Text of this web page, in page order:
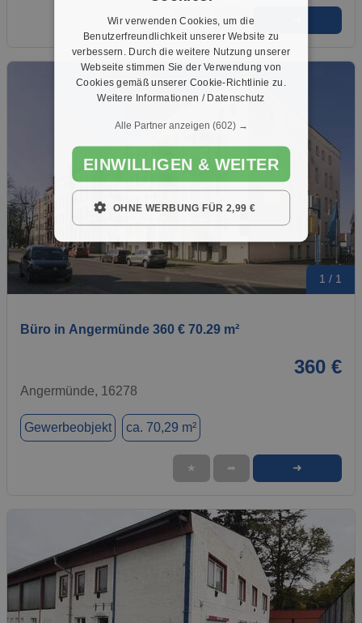
★ ➦
1 / 1
Büro in Angermünde 360 € 70.29 m²
360 €
Angermünde, 16278
Gewerbeobjekt ca. 70,29 m²
★ ➦ ➜
Wir verwenden Cookies, um die
Benutzerfreundlichkeit unserer Website zu
verbessern. Durch die weitere Nutzung unserer
Webseite stimmen Sie der Verwendung von
Cookies gemäß unserer Cookie-Richtlinie zu.
Weitere Informationen / Datenschutz
Alle Partner anzeigen (602) →
EINWILLIGEN & WEITER
OHNE WERBUNG FÜR 2,99 €